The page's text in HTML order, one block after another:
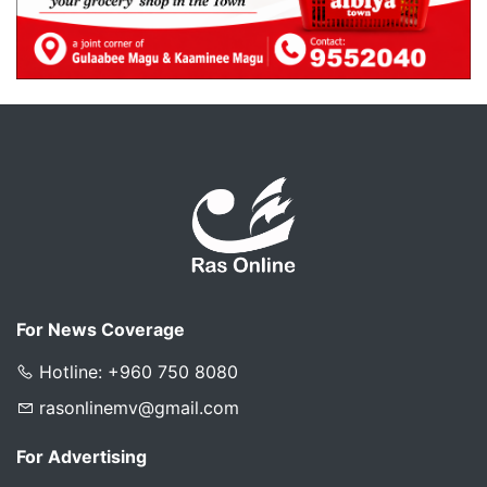
For News Coverage
Hotline: +960 750 8080
rasonlinemv@gmail.com
For Advertising